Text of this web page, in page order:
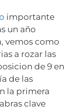
importante
un año
vemos como
a rozar las
de 9 en
de las
la primera
clave